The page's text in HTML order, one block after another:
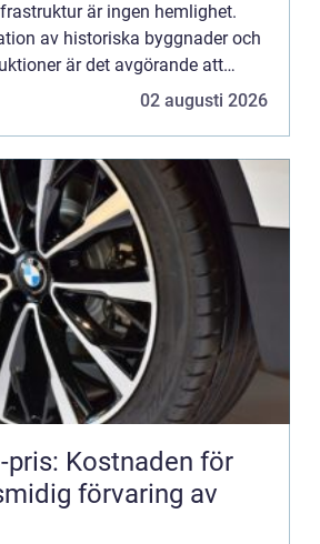
är ingen hemlighet.
av historiska byggnader och
är det avgörande att
fastighete...
02 augusti 2026
pris: Kostnaden för
förvaring av